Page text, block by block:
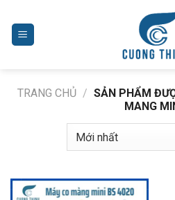
content
TRANG CHỦ / SẢN PHẨM
MANG